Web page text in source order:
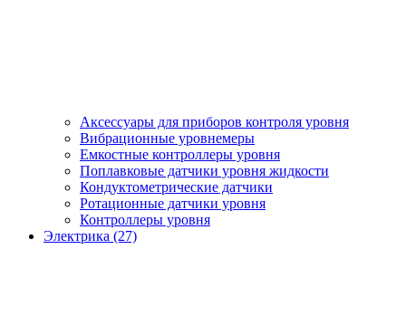
Аксессуары для приборов контроля уровня
Вибрационные уровнемеры
Емкостные контроллеры уровня
Поплавковые датчики уровня жидкости
Кондуктометрические датчики
Ротационные датчики уровня
Контроллеры уровня
Электрика (27)